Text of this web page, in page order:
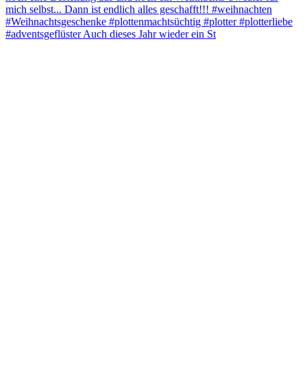
#adventsgeflüster Auch dieses Jahr wieder ein St